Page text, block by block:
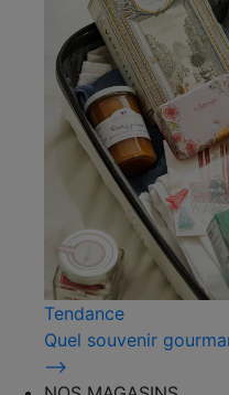
Tendance
Quel souvenir
⟶